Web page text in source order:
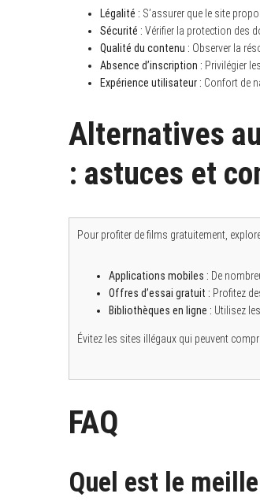
Légalité : S’assurer que le site
Sécurité : Vérifier la protection des
Qualité du contenu : Observer la
Absence d’inscription : Privilégier
Expérience utilisateur : Confort de
Alternatives
: astuces et
Pour profiter de films gratuitement,
Applications mobiles : De
Offres d’essai gratuit : Profitez
Bibliothèques en ligne : Utilisez
Évitez les sites illégaux qui peuvent
FAQ
Quel est le
a
h
o
r